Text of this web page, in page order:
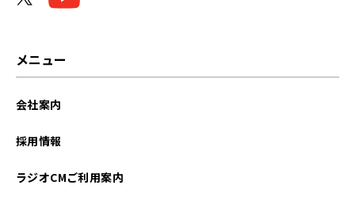
メニュー
会社案内
採用情報
ラジオCMご利用案内